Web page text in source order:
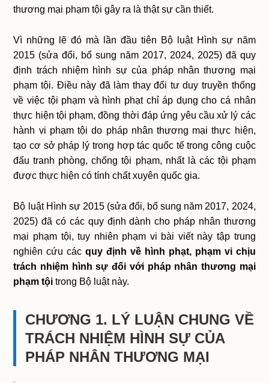
thương mại phạm tội gây ra là thật sự cần thiết.
Vì những lẽ đó mà lần đầu tiên Bộ luật Hình sự năm
2015 (sửa đổi, bổ sung năm 2017, 2024, 2025) đã quy
định trách nhiệm hình sự của pháp nhân thương mại
phạm tội. Điều này đã làm thay đổi tư duy truyền thống
về việc tội phạm và hình phạt chỉ áp dụng cho cá nhân
thực hiện tội phạm, đồng thời đáp ứng yêu cầu xử lý các
hành vi phạm tội do pháp nhân thương mại thực hiện,
tạo cơ sở pháp lý trong hợp tác quốc tế trong công cuộc
đấu tranh phòng, chống tội phạm, nhất là các tội phạm
được thực hiện có tính chất xuyên quốc gia.
Bộ luật Hình sự 2015 (sửa đổi, bổ sung năm 2017, 2024,
2025) đã có các quy định dành cho pháp nhân thương
mại phạm tội, tuy nhiên phạm vi bài viết này tập trung
nghiên cứu cácquy định về hình phạt, phạm vi chịu
trách nhiệm hình sự đối với pháp nhân thương mại
phạm tội trong Bộ luật này.
CHƯƠNG 1. LÝ LUẬN CHUNG VỀ
TRÁCH NHIỆM HÌNH SỰ CỦA
PHÁP NHÂN THƯƠNG MẠI